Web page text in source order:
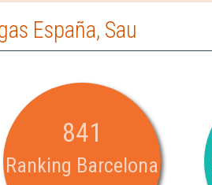
España, Sau
841
Ranking Barcelona